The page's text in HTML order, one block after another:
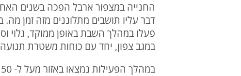
החנייה במצפור ארבל הפכה בשנים
דבר עליו תושבים מתלוננים מזה זמן
פעלו במהלך השבת באופן ממוקד, גלוי
במגב צפון, יחד עם כוחות משטרת תנועה